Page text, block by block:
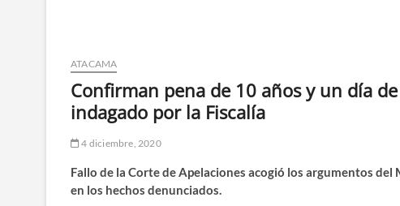
ATACAMA
Confirman pena de 10 años y un día
indagado por la Fiscalía
4 diciembre, 2020
Fallo de la Corte de Apelaciones acogió los argumentos
en los hechos denunciados.